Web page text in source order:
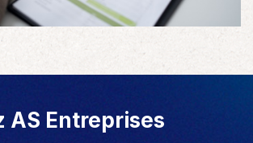
AS Entreprises